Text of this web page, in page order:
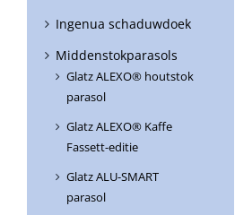
Ingenua schaduwdoek
Middenstokparasols
Glatz ALEXO® houtstok
parasol
Glatz ALEXO® Kaffe
Fassett-editie
Glatz ALU-SMART
parasol